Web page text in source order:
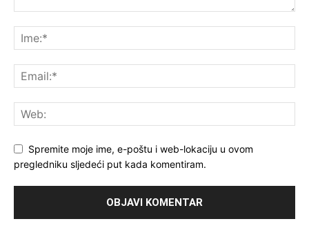
Spremite moje ime, e-poštu i web-lokaciju u ovom
pregledniku sljedeći put kada komentiram.